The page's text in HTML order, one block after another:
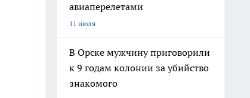
авиаперелетами
11 июля
В Орске мужчину приговорили
к 9 годам колонии за убийство
знакомого